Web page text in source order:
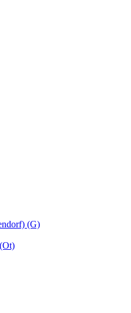
(G)